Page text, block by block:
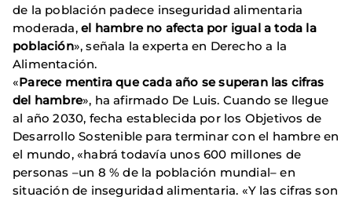
de la población padece inseguridad alimentaria
moderada, el hambre no afecta por igual a toda la
población», señala la experta en Derecho a la
Alimentación.
«Parece mentira que cada año se superan las cifras
del hambre», ha afirmado De Luis. Cuando se llegue
al año 2030, fecha establecida por los Objetivos de
Desarrollo Sostenible para terminar con el hambre en
el mundo, «habrá todavía unos 600 millones de
personas –un 8 % de la población mundial– en
situación de inseguridad alimentaria. «Y las cifras son